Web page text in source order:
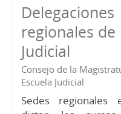
Delegaciones
regionales de
Judicial
Consejo de la
Escuela Judicial
Sedes